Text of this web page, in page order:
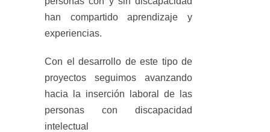
han compartido aprendizaje y
experiencias.
Con el desarrollo de este tipo de
proyectos seguimos avanzando
hacia la inserción laboral de las
personas con discapacidad
intelectual